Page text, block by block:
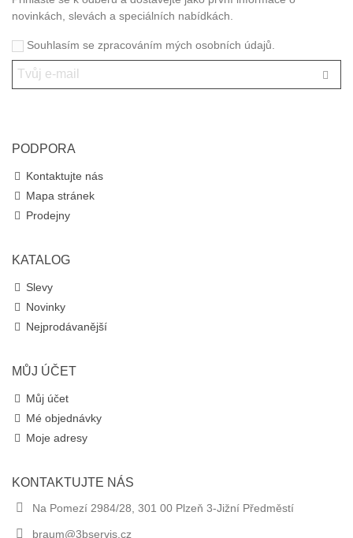
novinkách, slevách a speciálních nabídkách.
Souhlasím se zpracováním mých osobních údajů.
PODPORA
Kontaktujte nás
Mapa stránek
Prodejny
KATALOG
Slevy
Novinky
Nejprodávanější
MŮJ ÚČET
Můj účet
Mé objednávky
Moje adresy
KONTAKTUJTE NÁS
Na Pomezí 2984/28, 301 00 Plzeň 3-Jižní Předměstí
braum@3bservis.cz